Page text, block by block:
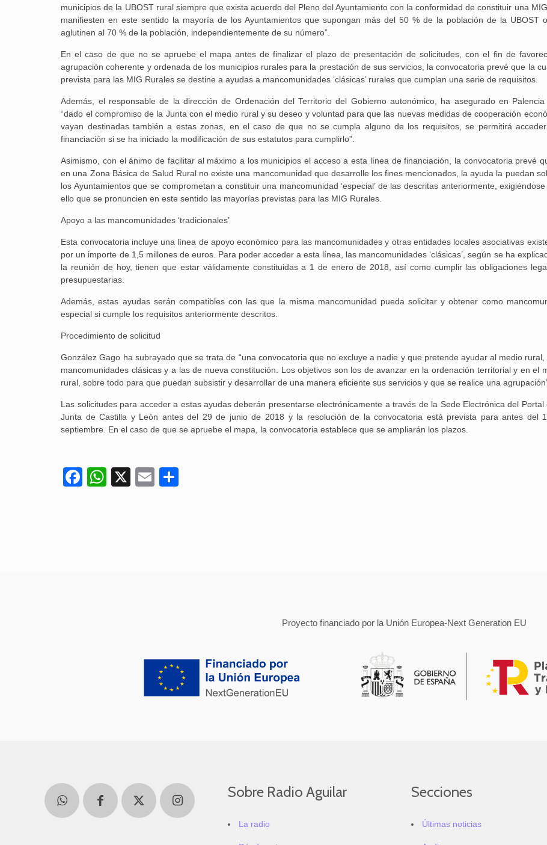
municipios de la UBOST rural siempre que exista acuerdo del Pleno del Ayuntamiento con la conformidad de constituir una
manifiesten en este sentido la mayoría de los Ayuntamientos que supongan más del 50 % de la población de la UBOST
aglutinen al 70 % de la población, independientemente de su número”.
En el caso de que no se apruebe el mapa antes de finalizar el plazo de presentación de solicitudes, con el fin de
agrupación coherente y ordenada de los municipios rurales para la prestación de sus servicios, la convocatoria prevé que la
prevista para las MIG Rurales se destine a ayudas a mancomunidades ‘clásicas’ rurales que cumplan una serie de requisitos.
Además, el responsable de la dirección de Ordenación del Territorio del Gobierno autonómico, ha asegurado en Palencia
“dado el compromiso de la Junta con el medio rural y su deseo y voluntad para que las nuevas medidas de cooperación
vayan destinadas también a estas zonas, en el caso de que no se cumpla alguno de los requisitos, se permitirá
financiación si se ha iniciado la modificación de sus estatutos para cumplirlo”.
Asimismo, con el ánimo de facilitar al máximo a los municipios el acceso a esta línea de financiación, la convocatoria prevé
en una Zona Básica de Salud Rural no existe una mancomunidad que desarrolle los fines mencionados, la ayuda la puedan
los Ayuntamientos que se comprometan a constituir una mancomunidad ‘especial’ de las descritas anteriormente,
ello que se pronuncien en este sentido las mayorías previstas para las MIG Rurales.
Apoyo a las mancomunidades ‘tradicionales’
Esta convocatoria incluye una línea de apoyo económico para las mancomunidades y otras entidades locales asociativas
por un importe de 1,5 millones de euros. Para poder acceder a esta línea, las mancomunidades ‘clásicas’, según se ha
la reunión de hoy, tienen que estar válidamente constituidas a 1 de enero de 2018, así como cumplir las obligaciones
presupuestarias.
Además, estas ayudas serán compatibles con las que la misma mancomunidad pueda solicitar y obtener como
especial si cumple los requisitos anteriormente descritos.
Procedimiento de solicitud
González Gago ha subrayado que se trata de “una convocatoria que no excluye a nadie y que pretende ayudar al medio rural,
mancomunidades clásicas y a las de nueva constitución. Los objetivos son los de avanzar en la ordenación territorial y en el
rural, sobre todo para que puedan subsistir y desarrollar de una manera eficiente sus servicios y que se realice una
Las solicitudes para acceder a estas ayudas deberán presentarse electrónicamente a través de la Sede Electrónica del Portal
Junta de Castilla y León antes del 29 de junio de 2018 y la resolución de la convocatoria está prevista para antes del
septiembre. En el caso de que se apruebe el mapa, la convocatoria establece que se ampliarán los plazos.
Facebook
WhatsApp
X Email
Proyecto financiado por la Unión Europea-Next Generation EU
Sobre Radio Aguilar
La radio
Secciones
Últimas noticias